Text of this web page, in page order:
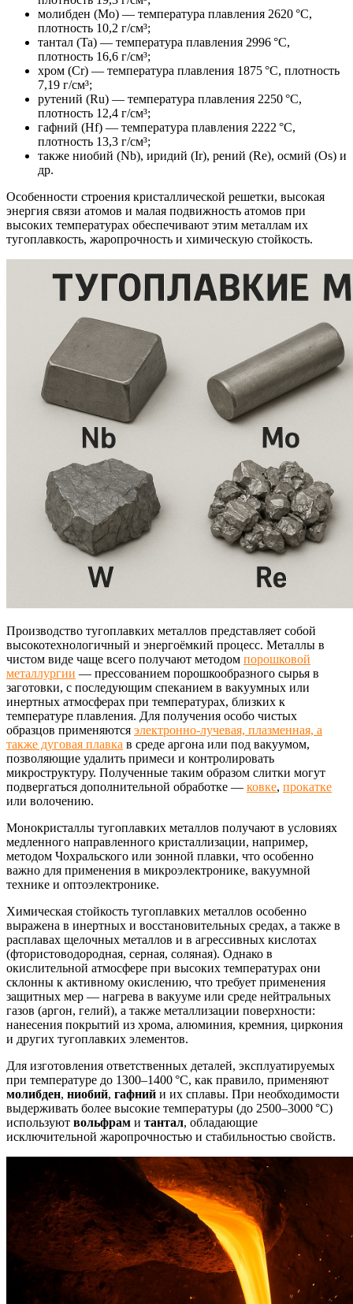
молибден (Mo) — температура плавления 2620 °C,
плотность 10,2 г/см³;
тантал (Ta) — температура плавления 2996 °C,
плотность 16,6 г/см³;
хром (Cr) — температура плавления 1875 °C, плотность
7,19 г/см³;
рутений (Ru) — температура плавления 2250 °C,
плотность 12,4 г/см³;
гафний (Hf) — температура плавления 2222 °C,
плотность 13,3 г/см³;
также ниобий (Nb), иридий (Ir), рений (Re), осмий (Os) и
др.
Особенности строения кристаллической решетки, высокая
энергия связи атомов и малая подвижность атомов при
высоких температурах обеспечивают этим металлам их
тугоплавкость, жаропрочность и химическую стойкость.
Производство тугоплавких металлов представляет собой
высокотехнологичный и энергоёмкий процесс. Металлы в
чистом виде чаще всего получают методом порошковой
металлургии — прессованием порошкообразного сырья в
заготовки, с последующим спеканием в вакуумных или
инертных атмосферах при температурах, близких к
температуре плавления. Для получения особо чистых
образцов применяются электронно-лучевая, плазменная, а
также дуговая плавка в среде аргона или под вакуумом,
позволяющие удалить примеси и контролировать
микроструктуру. Полученные таким образом слитки могут
подвергаться дополнительной обработке — ковке, прокатке
или волочению.
Монокристаллы тугоплавких металлов получают в условиях
медленного направленного кристаллизации, например,
методом Чохральского или зонной плавки, что особенно
важно для применения в микроэлектронике, вакуумной
технике и оптоэлектронике.
Химическая стойкость тугоплавких металлов особенно
выражена в инертных и восстановительных средах, а также в
расплавах щелочных металлов и в агрессивных кислотах
(фтористоводородная, серная, соляная). Однако в
окислительной атмосфере при высоких температурах они
склонны к активному окислению, что требует применения
защитных мер — нагрева в вакууме или среде нейтральных
газов (аргон, гелий), а также металлизации поверхности:
нанесения покрытий из хрома, алюминия, кремния, циркония
и других тугоплавких элементов.
Для изготовления ответственных деталей, эксплуатируемых
при температуре до 1300–1400 °C, как правило, применяют
молибден, ниобий, гафний и их сплавы. При необходимости
выдерживать более высокие температуры (до 2500–3000 °C)
используют вольфрам и тантал, обладающие
исключительной жаропрочностью и стабильностью свойств.